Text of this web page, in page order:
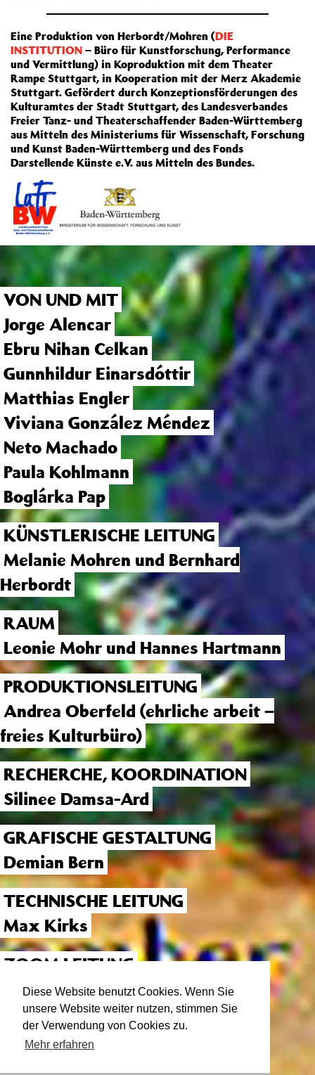
Diese Website benutzt Cookies. Wenn Sie
unsere Website weiter nutzen, stimmen Sie
der Verwendung von Cookies zu.
Mehr erfahren
Eine Produktion von Herbordt/Mohren (DIE
INSTITUTION – Büro für Kunstforschung, Performance
und Vermittlung) in Koproduktion mit dem Theater
Rampe Stuttgart, in Kooperation mit der Merz Akademie
Stuttgart. Gefördert durch Konzeptionsförderungen des
Kulturamtes der Stadt Stuttgart, des Landesverbandes
Freier Tanz- und Theaterschaffender Baden-Württemberg
aus Mitteln des Ministeriums für Wissenschaft, Forschung
und Kunst Baden-Württemberg und des Fonds
Darstellende Künste e.V. aus Mitteln des Bundes.
VON UND MIT
Jorge Alencar
Ebru Nihan Celkan
Gunnhildur Einarsdóttir
Matthias Engler
Viviana González Méndez
Neto Machado
Paula Kohlmann
Boglárka Pap
KÜNSTLERISCHE LEITUNG
Melanie Mohren und Bernhard
Herbordt
RAUM
Leonie Mohr und Hannes Hartmann
PRODUKTIONSLEITUNG
Andrea Oberfeld (ehrliche arbeit –
freies Kulturbüro)
RECHERCHE, KOORDINATION
Silinee Damsa-Ard
GRAFISCHE GESTALTUNG
Demian Bern
TECHNISCHE LEITUNG
Max Kirks
ZOOM LEITUNG
Kati Trinkner